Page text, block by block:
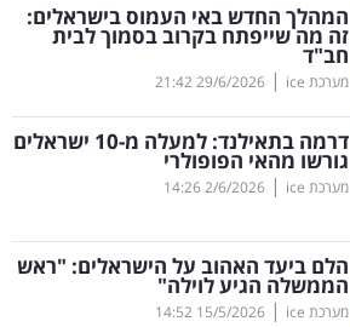
המהלך החדש באי העמוס בישראלים:
זה מה שייפתח בקרוב בסמוך לבית
חב"ד
מערכת ice |
29/6/2026
21:42
דרמה בתאילנד: למעלה מ-10 ישראלים
גורשו מהאי הפופולרי
מערכת ice |
2/6/2026
14:26
הלם ביעד האהוב על הישראלים: "ראש
הממשלה הגיע לוילה"
מערכת ice |
15/5/2026
14:52